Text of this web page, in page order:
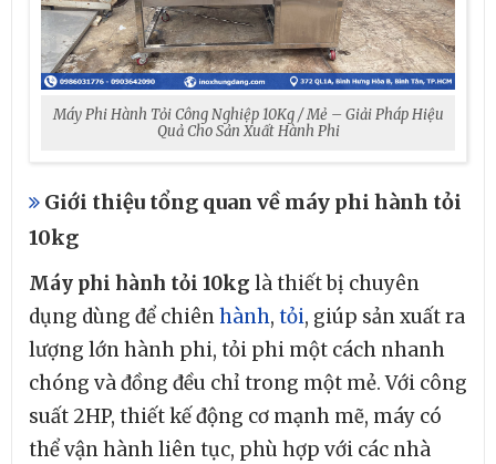
Máy Phi Hành Tỏi Công Nghiệp 10Kg / Mẻ – Giải Pháp Hiệu
Quả Cho Sản Xuất Hành Phi
Giới thiệu tổng quan về máy phi hành tỏi
10kg
Máy phi hành tỏi 10kg là thiết bị chuyên
dụng dùng để chiênhành, tỏi, giúp sản xuất ra
lượng lớn hành phi, tỏi phi một cách nhanh
chóng và đồng đều chỉ trong một mẻ. Với công
suất 2HP, thiết kế động cơ mạnh mẽ, máy có
thể vận hành liên tục, phù hợp với các nhà